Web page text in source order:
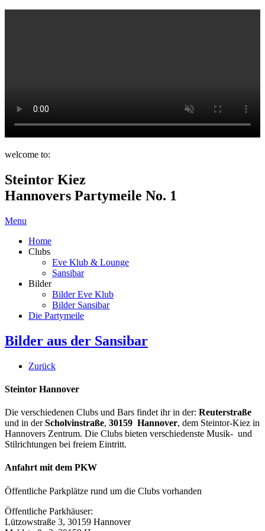
welcome to:
Steintor Kiez
Hannovers Partymeile No. 1
Menu
Home
Clubs
Eve Klub & Lounge
Sansibar
Bilder
Bilder Eve Klub
Bilder Sansibar
Die Partymeile
Bilder aus der Sansibar
Zurück
Steintor Hannover
Die verschiedenen Clubs und Bars findet ihr in der: Reuterstraße
und in derScholvinstraße, 30159 Hannover, dem Steintor-Kiez in
Hannovers Zentrum. Die Clubs bieten verschiedenste Musik- und
Stilrichtungen bei freiem Eintritt.
Anfahrt mit dem PKW
Öffentliche Parkplätze rund um die Clubs vorhanden
Öffentliche Parkhäuser:
Lützowstraße 3, 30159 Hannover